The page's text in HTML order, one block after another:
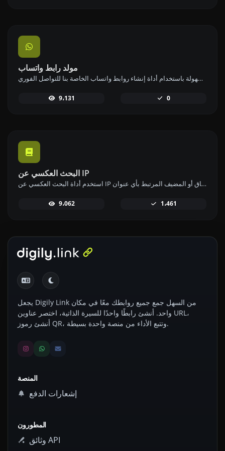
مولد رابط واتساب
قم بإنشاء روابط واتساب بسهولة باستخدام أداة إنشاء روابط واتساب الخاصة بنا للتواصل الفوري.
9،131 0
البحث العكسي عن IP
استخدم أداة البحث العكسي عن IP للعثور على النطاق أو المضيف المرتبط بأي عنوان IP بسرعة وسهولة.
9،062 1،461
يجعل Digily Link من السهل جمع جميع روابطك معًا في مكان
واحد. أنشئ رابطًا واحدًا للسيرة الذاتية، اختصر عناوين URL،
أنشئ رموز QR، وتتبع الأداء من منصة واحدة بسيطة.
المنصة
إشعارات الدفع
المطورون
وثائق API